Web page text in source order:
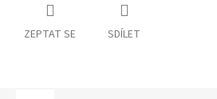
ZEPTAT SE SDÍLET